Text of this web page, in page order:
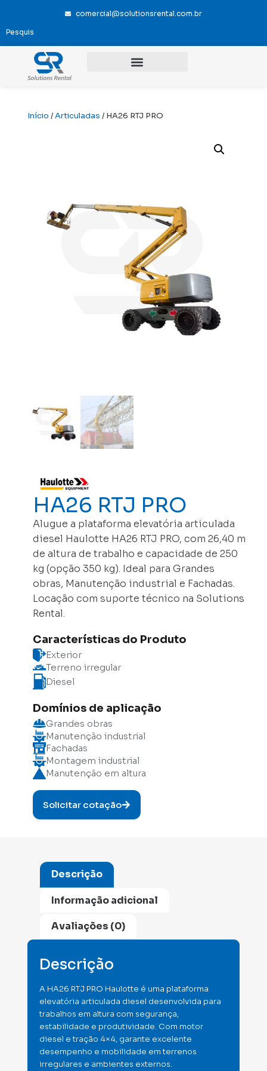
comercial@solutionsrental.com.br
Início /Articuladas / HA26 RTJ PRO
HA26 RTJ PRO
Alugue a plataforma elevatória articulada
diesel Haulotte HA26 RTJ PRO, com 26,40 m
de altura de trabalho e capacidade de 250
kg (opção 350 kg). Ideal para Grandes
obras, Manutenção industrial e Fachadas.
Locação com suporte técnico na Solutions
Rental.
Características do Produto
Exterior
Terreno irregular
Diesel
Domínios de aplicação
Grandes obras
Manutenção industrial
Fachadas
Montagem industrial
Manutenção em altura
Solicitar cotação
Descrição
Informação adicional
Avaliações (0)
Descrição
A HA26 RTJ PRO Haulotte é uma plataforma
elevatória articulada diesel desenvolvida para
trabalhos em altura com segurança,
estabilidade e produtividade. Com motor
diesel e tração 4×4, garante excelente
desempenho e mobilidade em terrenos
irregulares e ambientes externos.